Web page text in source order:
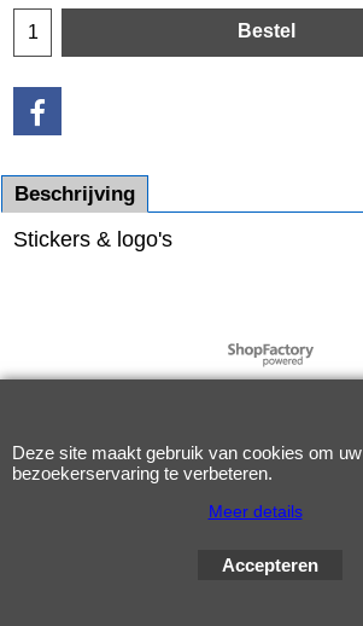
Beschrijving
Deze site maakt gebruik van cookies om uw
bezoekerservaring te verbeteren.
Meer details
Accepteren